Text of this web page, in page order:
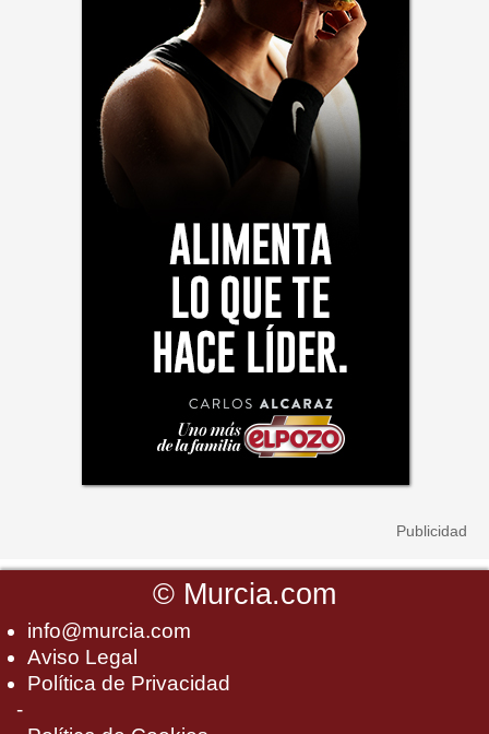
© Murcia.com
info@murcia.com
Aviso Legal
Política de Privacidad
-